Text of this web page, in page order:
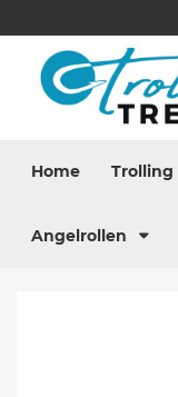
Home Trolling
Angelrollen